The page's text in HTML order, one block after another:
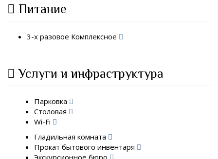
Питание
3-х разовое Комплексное
Услуги и инфраструктура
Парковка
Столовая
Wi-Fi
Гладильная комната
Прокат бытового инвентаря
Экскурсионное бюро